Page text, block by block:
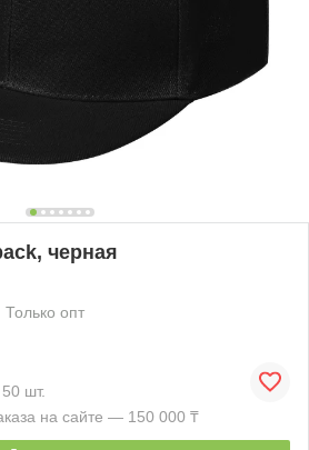
черная
Только опт
шт.
на сайте — 150 000 ₸